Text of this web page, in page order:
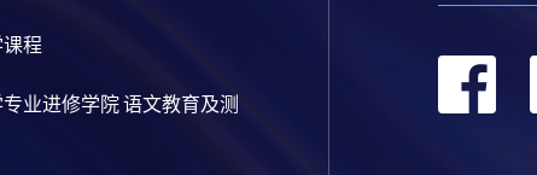
程
业进修学院 语文教育及测